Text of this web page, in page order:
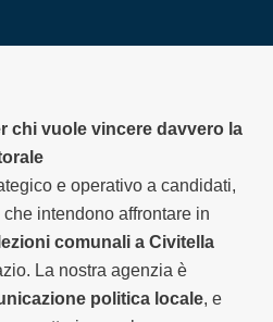
chi vuole vincere davvero la
e operativo a candidati,
intendono affrontare in
comunali a Civitella
La nostra agenzia è
politica locale, e